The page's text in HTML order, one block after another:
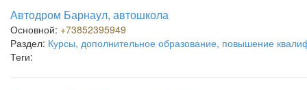
Автодром Барнаул, автошкола
Основной: +73852395949
Раздел: Курсы, дополнительное образование, повышение
Теги: